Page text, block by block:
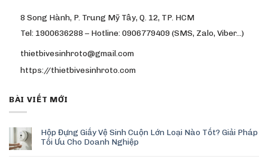
8 Song Hành, P. Trung Mỹ Tây, Q. 12, TP. HCM
Tel: 1900636288 – Hotline: 0906779409 (SMS, Zalo, Viber…)
thietbivesinhroto@gmail.com
https://thietbivesinhroto.com
BÀI VIẾT MỚI
Hộp Đựng Giấy Vệ Sinh Cuộn Lớn Loại Nào Tốt? Giải Pháp
Tối Ưu Cho Doanh Nghiệp